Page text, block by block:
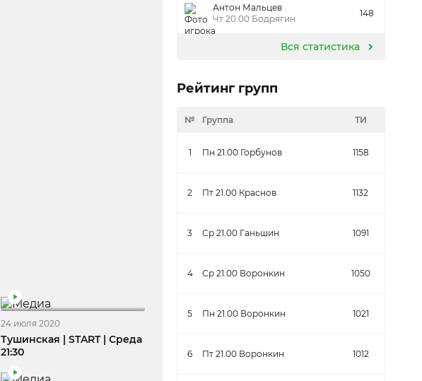
24 июля 2020
Тушинская | START | Среда
21:30
Антон Мальцев
Чт 20.00 Бодрягин
148
Вся статистика
Рейтинг групп
№ Группа ТИ
1 Пн 21.00 Горбунов 1158
2 Пт 21.00 Краснов 1132
3 Ср 21.00 Ганьшин 1091
4 Ср 21.00 Воронкин 1050
5 Пн 21.00 Воронкин 1021
6 Пт 21.00 Воронкин 1012